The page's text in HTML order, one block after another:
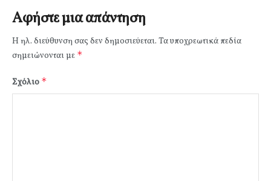
Αφήστε μια απάντηση
Η ηλ. διεύθυνση σας δεν δημοσιεύεται. Τα υποχρεωτικά πεδία
σημειώνονται με *
Σχόλιο *